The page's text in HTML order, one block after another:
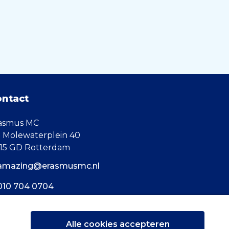
MC
Molewaterplein 40
GD Rotterdam
704 0704
Alle cookies accepteren